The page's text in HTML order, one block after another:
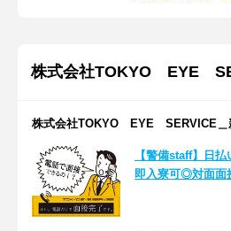
株式会社TOKYO EYE
株式会社TOKYO EYE SERVICE＿
【警備staff】日
即入寮可◎対面面